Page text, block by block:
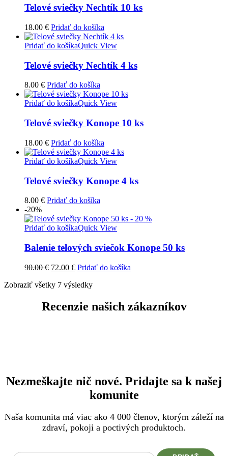
Telové sviečky Nechtík 10 ks
18.00 € Pridať do košíka
Pridať do košíkaQuick View
Telové sviečky Nechtík 4 ks
8.00 € Pridať do košíka
Pridať do košíkaQuick View
Telové sviečky Konope 10 ks
18.00 € Pridať do košíka
Pridať do košíkaQuick View
Telové sviečky Konope 4 ks
8.00 € Pridať do košíka
-20%
Pridať do košíkaQuick View
Balenie telových sviečok Konope 50 ks
90.00€ Pôvodná
bola:
72.00 €Aktuálna
je:
Pridať do košíka
Zobraziť všetky 7 výsledky
Recenzie našich zákazníkov
Nezmeškajte nič nové. Pridajte sa k našej
komunite
Naša komunita má viac ako 4 000 členov, ktorým záleží na
zdraví, pokoji a poctivých produktoch.